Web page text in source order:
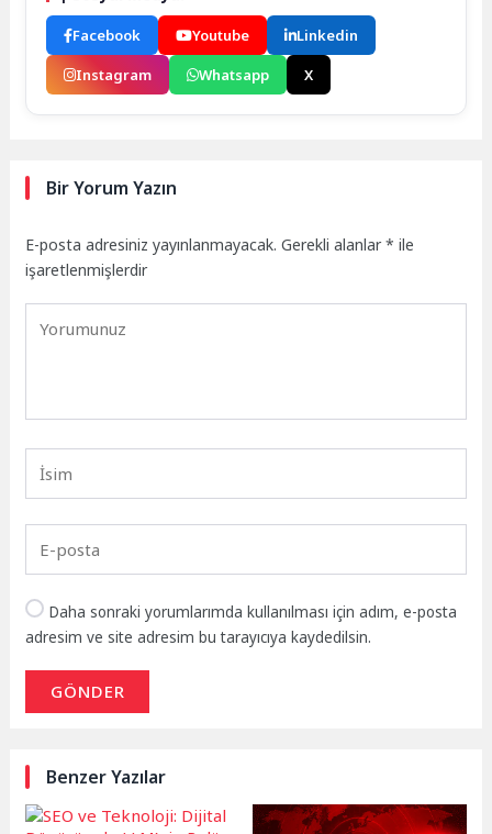
Facebook Youtube
Linkedin
Instagram
Whatsapp X
Bir Yorum Yazın
E-posta adresiniz yayınlanmayacak. Gerekli alanlar* ile
işaretlenmişlerdir
Daha sonraki yorumlarımda kullanılması için adım, e-posta
adresim ve site adresim bu tarayıcıya kaydedilsin.
GÖNDER
Benzer Yazılar